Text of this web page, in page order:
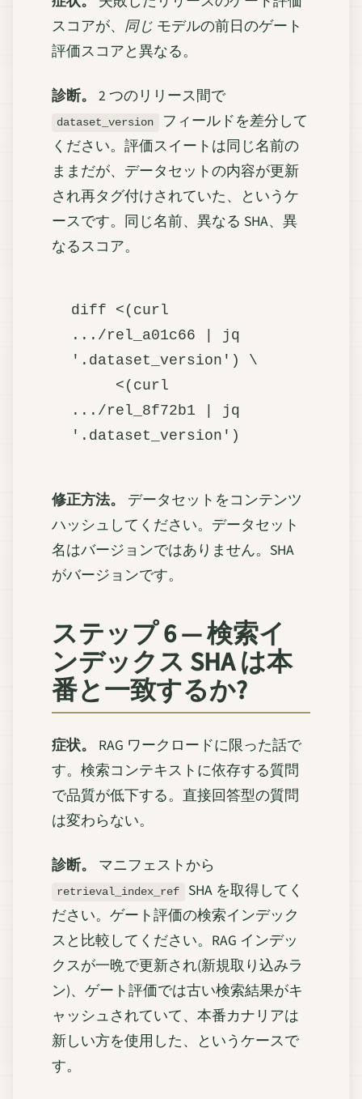
スコアが、 同じ モデルの前日のゲート
評価スコアと異なる。
診断。 2 つのリリース間で
dataset_version
フィールドを差分して
ください。評価スイートは同じ名前の
ままだが、データセットの内容が更新
され再タグ付けされていた、というケ
ースです。同じ名前、異なる SHA、異
なるスコア。
diff <(curl
.../rel_a01c66 | jq
'.dataset_version') \
.../rel_8f72b1 | jq
修正方法。
データセットをコンテンツ
ハッシュしてください。データセット
名はバージョンではありません。SHA
がバージョンです。
ステップ 6 — 検索イ
ンデックス SHA は本
番と一致するか?
症状。
RAG ワークロードに限った話で
す。検索コンテキストに依存する質問
で品質が低下する。直接回答型の質問
は変わらない。
診断。 マニフェストから
retrieval_index_ref
SHA を取得してく
ださい。ゲート評価の検索インデック
スと比較してください。RAG インデッ
クスが一晩で更新され(新規取り込みラ
ン)、ゲート評価では古い検索結果がキ
ャッシュされていて、本番カナリアは
新しい方を使用した、というケースで
す。